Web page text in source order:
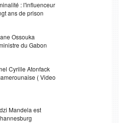
: l'influenceur
ans de prison
Ossouka
du Gabon
Cyrille Atonfack
( Video
Mandela est